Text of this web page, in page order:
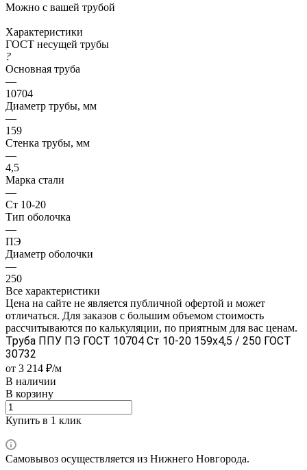
Можно с вашей трубой
Характеристики
ГОСТ несущей трубы
?
Основная труба
—
10704
Диаметр трубы, мм
—
159
Стенка трубы, мм
—
4,5
Марка стали
—
Ст 10-20
Тип оболочка
—
ПЭ
Диаметр оболочки
—
250
Все характеристики
Цена на сайте не является публичной офертой и может
отличаться. Для заказов с большим объемом стоимость
рассчитываются по калькуляции, по приятным для вас ценам.
Труба ППУ ПЭ ГОСТ 10704 Ст 10-20 159x4,5 / 250 ГОСТ
30732
от 3 214 ₽/м
В наличии
В корзину
Купить в 1 клик
Самовывоз осуществляется из Нижнего Новгорода.